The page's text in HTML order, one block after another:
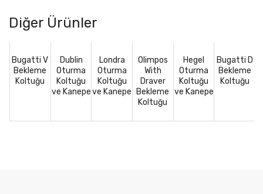
Diğer Ürünler
Bugatti V
Bekleme
Koltuğu
Dublin
Oturma
Koltuğu
ve Kanepe
Londra
Oturma
Koltuğu
ve Kanepe
Olimpos
With
Draver
Bekleme
Koltuğu
Hegel
Oturma
Koltuğu
ve Kanepe
Bugatti D
Bekleme
Koltuğu